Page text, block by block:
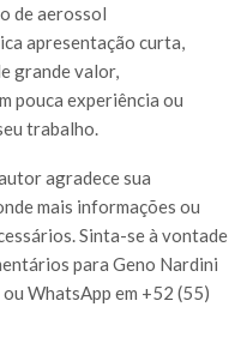
de aerossol
apresentação curta,
grande valor,
pouca experiência ou
trabalho.
agradece sua
mais informações ou
Sinta-se à vontade
para Geno Nardini
ou WhatsApp em +52 (55)